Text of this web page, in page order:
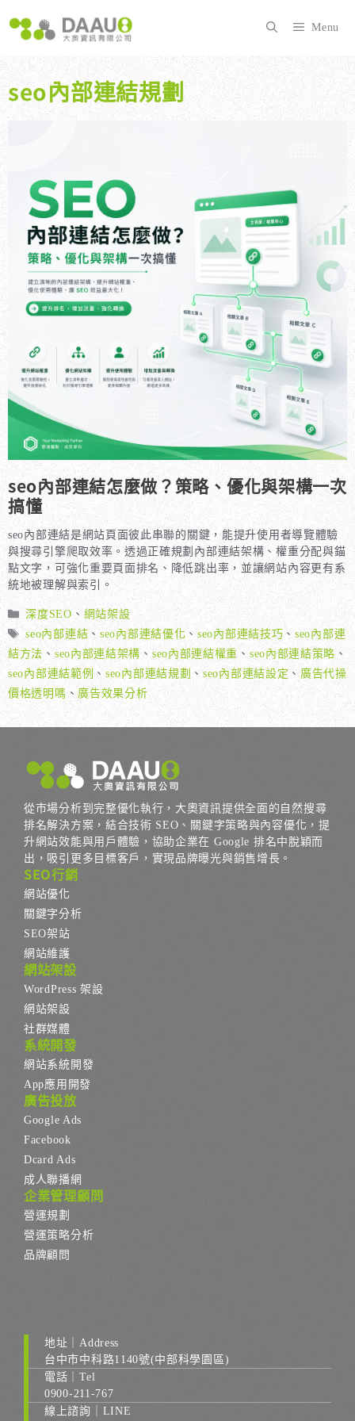
至
內
容
Menu
seo內部連結規劃
seo內部連結怎麼做？策略、優化與架構一次
搞懂
seo內部連結是網站頁面彼此串聯的關鍵，能提升使用者導覽體驗
與搜尋引擎爬取效率。透過正確規劃內部連結架構、權重分配與錨
點文字，可強化重要頁面排名、降低跳出率，並讓網站內容更有系
統地被理解與索引。
分
深度SEO 、 網站架設
標
籤
seo內部連結 、 seo內部連結優化 、seo內部連結技巧 、seo內部連
結方法 、 seo內部連結架構 、 seo內部連結權重 、 seo內部連結策略 、
seo內部連結範例 、seo內部連結規劃 、seo內部連結設定 、 廣告代操
價格透明嗎 、 廣告效果分析
從市場分析到完整優化執行，大奧資訊提供全面的自然搜尋
排名解決方案，結合技術 SEO、關鍵字策略與內容優化，提
升網站效能與用戶體驗，協助企業在 Google 排名中脫穎而
出，吸引更多目標客戶，實現品牌曝光與銷售增長。
SEO行銷
網站優化
關鍵字分析
SEO架站
網站維護
網站架設
WordPress 架設
網站架設
社群媒體
系統開發
網站系統開發
App應用開發
廣告投放
Google Ads
Facebook
Dcard Ads
成人聯播網
企業管理顧問
營運規劃
營運策略分析
品牌顧問
地址｜Address
台中市中科路1140號(中部科學園區)
電話｜Tel
0900-211-767
線上諮詢｜LINE